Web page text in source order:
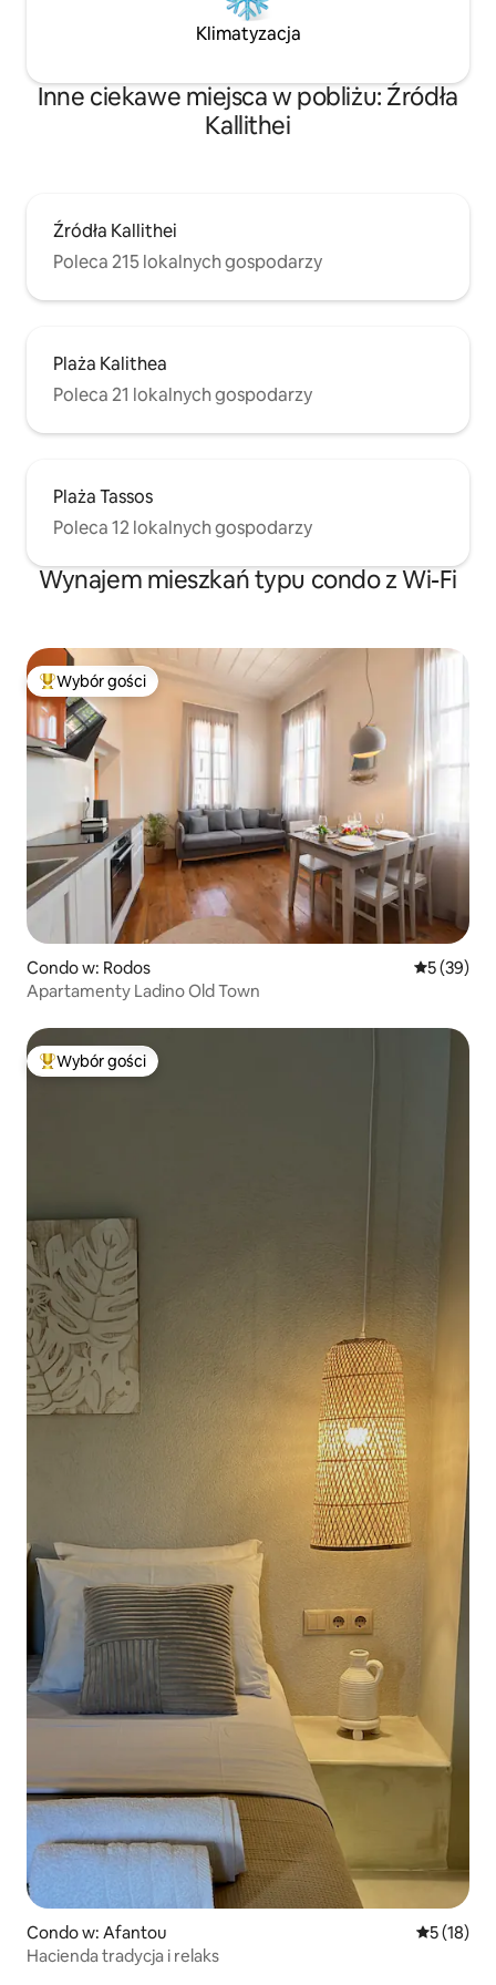
Klimatyzacja
Inne ciekawe miejsca w pobliżu: Źródła
Kallithei
Źródła Kallithei
Poleca 215 lokalnych gospodarzy
Plaża Kalithea
Poleca 21 lokalnych gospodarzy
Plaża Tassos
Poleca 12 lokalnych gospodarzy
Wynajem mieszkań typu condo z Wi-Fi
Najpopularniejsze z kategorii Wybór gości
Wybór gości
Condo w: Rodos Średnia
5 (39)
Apartamenty Ladino Old Town
Najpopularniejsze z kategorii Wybór gości
Wybór gości
Condo w: Afantou Średnia
5 (18)
Hacienda tradycja i relaks